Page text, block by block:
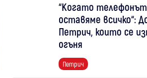
“Когато телефонът
оставяме всичко“:
Петрич, които се
огъня
Петрич